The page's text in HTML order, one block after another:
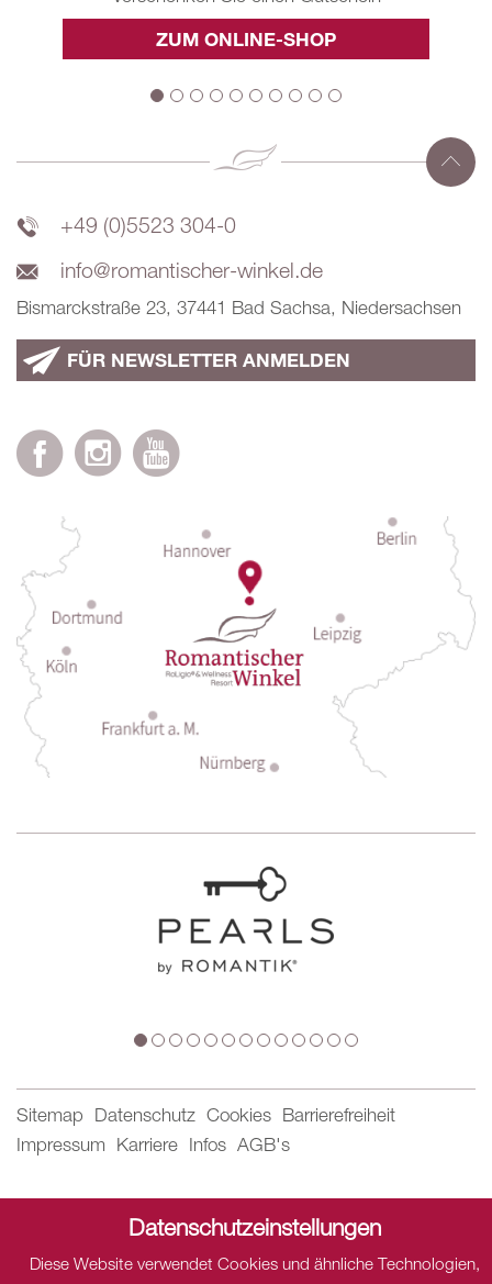
Datenschutzeinstellungen
Diese Website verwendet Cookies und ähnliche Technologien,
ZUM ONLINE-SHOP
+49 (0)5523 304-0
info@romantischer-winkel.de
Bismarckstraße 23, 37441 Bad Sachsa, Niedersachsen
FÜR NEWSLETTER ANMELDEN
Sitemap Datenschutz Cookies Barrierefreiheit
Impressum Karriere Infos AGB's
Dieser Inhalt ist nur sichtbar wenn Sie Cookies von "THE
HOTELS NETWORK" akzeptieren.